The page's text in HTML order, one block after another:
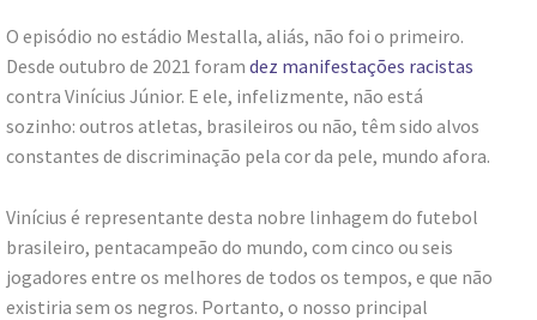
O episódio no estádio Mestalla, aliás, não foi o primeiro.
Desde outubro de 2021 foram dez manifestações racistas
contra Vinícius Júnior. E ele, infelizmente, não está
sozinho: outros atletas, brasileiros ou não, têm sido alvos
constantes de discriminação pela cor da pele, mundo afora.
Vinícius é representante desta nobre linhagem do futebol
brasileiro, pentacampeão do mundo, com cinco ou seis
jogadores entre os melhores de todos os tempos, e que não
existiria sem os negros. Portanto, o nosso principal